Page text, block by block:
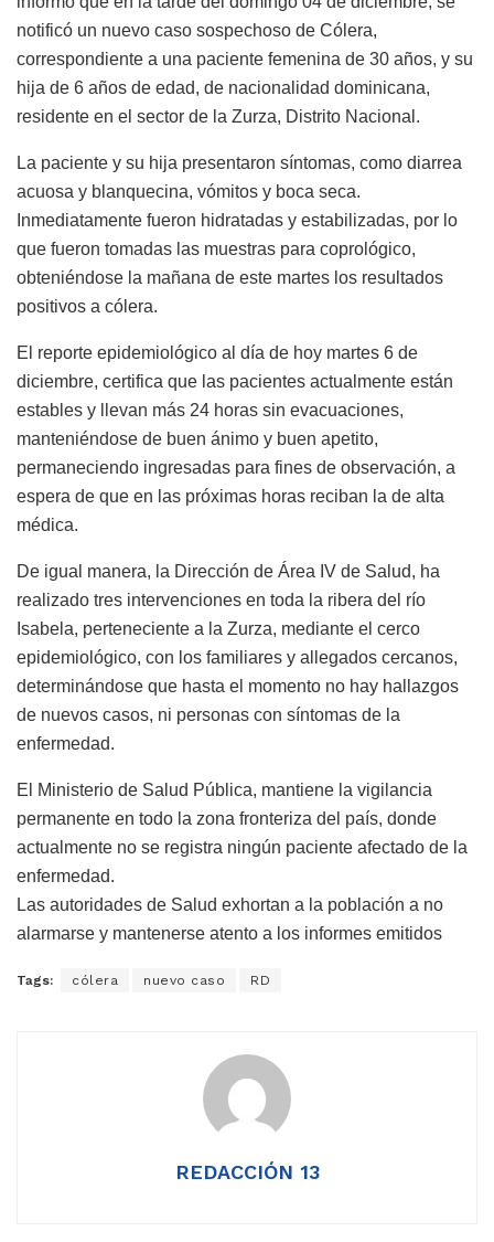
notificó un nuevo caso sospechoso de Cólera,
correspondiente a una paciente femenina de 30 años, y su
hija de 6 años de edad, de nacionalidad dominicana,
residente en el sector de la Zurza, Distrito Nacional.
La paciente y su hija presentaron síntomas, como diarrea
acuosa y blanquecina, vómitos y boca seca.
Inmediatamente fueron hidratadas y estabilizadas, por lo
que fueron tomadas las muestras para coprológico,
obteniéndose la mañana de este martes los resultados
positivos a cólera.
El reporte epidemiológico al día de hoy martes 6 de
diciembre, certifica que las pacientes actualmente están
estables y llevan más 24 horas sin evacuaciones,
manteniéndose de buen ánimo y buen apetito,
permaneciendo ingresadas para fines de observación, a
espera de que en las próximas horas reciban la de alta
médica.
De igual manera, la Dirección de Área IV de Salud, ha
realizado tres intervenciones en toda la ribera del río
Isabela, perteneciente a la Zurza, mediante el cerco
epidemiológico, con los familiares y allegados cercanos,
determinándose que hasta el momento no hay hallazgos
de nuevos casos, ni personas con síntomas de la
enfermedad.
El Ministerio de Salud Pública, mantiene la vigilancia
permanente en todo la zona fronteriza del país, donde
actualmente no se registra ningún paciente afectado de la
enfermedad.
Las autoridades de Salud exhortan a la población a no
alarmarse y mantenerse atento a los informes emitidos
Tags: cólera nuevo caso RD
REDACCIÓN 13